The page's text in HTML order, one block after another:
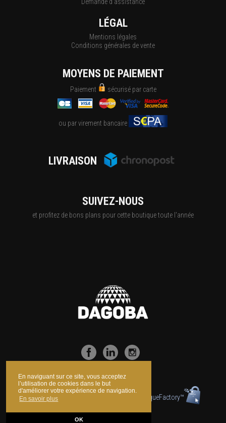
En naviguant sur ce site, vous acceptez
l’utilisation de cookies dans le but
d'améliorer votre expérience de navigation.
En savoir plus
OK
LÉGAL
Mentions légales
Conditions générales de vente
MOYENS DE PAIEMENT
Paiement sécurisé par carte
ou par virement bancaire
LIVRAISON
SUIVEZ-NOUS
et profitez de bons plans pour cette boutique toute l'année
Boutique propulsée par la technologie BoutiqueFactory™